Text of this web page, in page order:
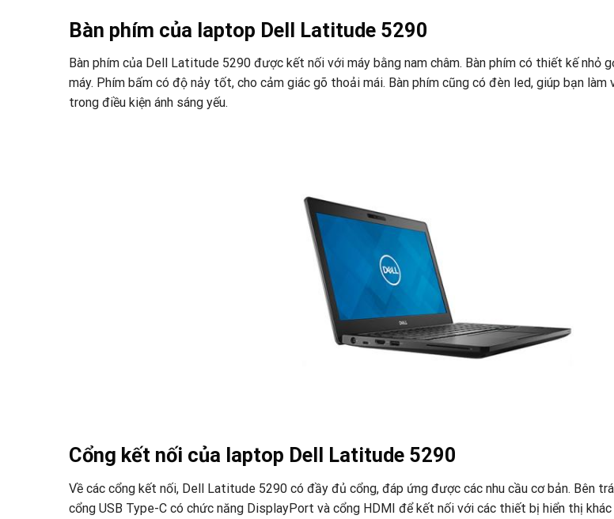
Bàn phím của laptop Dell Latitude 5290
Bàn phím của Dell Latitude 5290 được kết nối với máy bằng nam châm. Bàn phím có thiết kế nhỏ
máy. Phím bấm có độ nảy tốt, cho cảm giác gõ thoải mái. Bàn phím cũng có đèn led, giúp bạn làm
trong điều kiện ánh sáng yếu.
Cổng kết nối của laptop Dell Latitude 5290
Về các cổng kết nối, Dell Latitude 5290 có đầy đủ cổng, đáp ứng được các nhu cầu cơ bản. Bên
cổng USB Type-C có chức năng DisplayPort và cổng HDMI để kết nối với các thiết bị hiển thị khác